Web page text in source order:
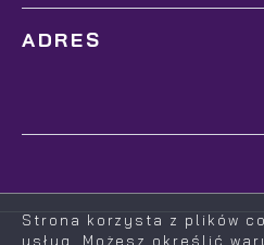
ADRES
Strona korzysta z plików
usług. Możesz określić